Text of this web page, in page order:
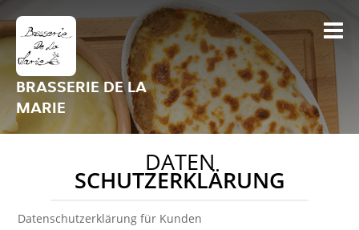
BRASSERIE DE LA
MARIE
DATEN
SCHUTZERKLÄRUNG
Datenschutzerklärung für Kunden